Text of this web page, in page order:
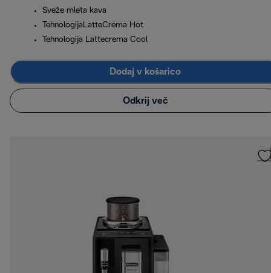
Sveže mleta kava
TehnologijaLatteCrema Hot
Tehnologija Lattecrema Cool
Dodaj v košarico
Odkrij več